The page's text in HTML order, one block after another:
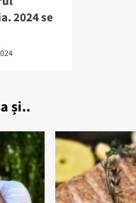
2024 se
și..